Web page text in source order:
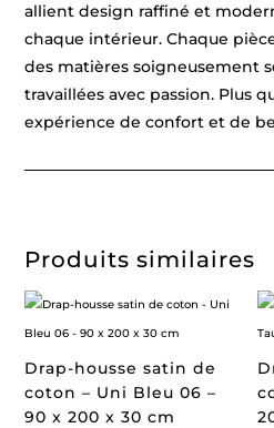
allient design raffiné et
chaque intérieur. Chaque
des matières soigneusement
travaillées avec passion. Plus
expérience de confort et de
Produits similaires
Drap-housse satin de
coton – Uni Bleu 06 –
90 x 200 x 30 cm